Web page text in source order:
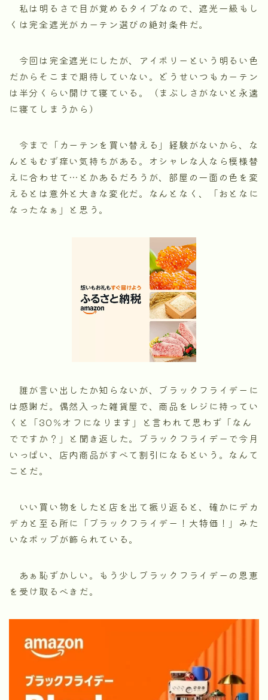
私は明るさで目が覚めるタイプなので、遮光一級もし
くは完全遮光がカーテン選びの絶対条件だ。
今回は完全遮光にしたが、アイボリーという明るい色
だからそこまで期待していない。どうせいつもカーテン
は半分くらい開けて寝ている。（まぶしさがないと永遠
に寝てしまうから）
今まで「カーテンを買い替える」経験がないから、な
んともむず痒い気持ちがある。オシャレな人なら模様替
えに合わせて…とかあるだろうが、部屋の一面の色を変
えるとは意外と大きな変化だ。なんとなく、「おとなに
なったなぁ」と思う。
誰が言い出したか知らないが、ブラックフライデーに
は感謝だ。偶然入った雑貨屋で、商品をレジに持ってい
くと「30％オフになります」と言われて思わず「なん
でですか？」と聞き返した。ブラックフライデーで今月
いっぱい、店内商品がすべて割引になるという。なんて
ことだ。
いい買い物をしたと店を出て振り返ると、確かにデカ
デカと至る所に「ブラックフライデー！大特価！」みた
いなポップが飾られている。
あぁ恥ずかしい。もう少しブラックフライデーの恩恵
を受け取るべきだ。